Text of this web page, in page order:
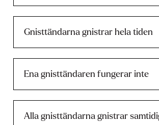
Gnisttändarna gnistrar hela tiden
Ena gnisttändaren fungerar inte
Alla gnisttändarna gnistrar